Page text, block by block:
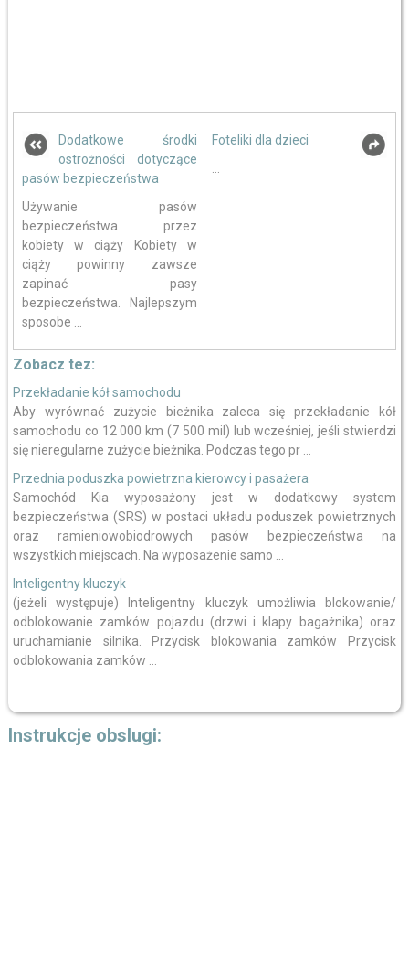
Dodatkowe środki
ostrożności dotyczące
pasów bezpieczeństwa
Używanie pasów
bezpieczeństwa przez
kobiety w ciąży Kobiety w
ciąży powinny zawsze
zapinać pasy
bezpieczeństwa. Najlepszym
sposobe ...
Foteliki dla dzieci
Zobacz tez:
Przekładanie kół samochodu
Aby wyrównać zużycie bieżnika zaleca się przekładanie kół
samochodu co 12 000 km (7 500 mil) lub wcześniej, jeśli stwierdzi
się nieregularne zużycie bieżnika. Podczas tego pr ...
Przednia poduszka powietrzna kierowcy i pasażera
Samochód Kia wyposażony jest w dodatkowy system
bezpieczeństwa (SRS) w postaci układu poduszek powietrznych
oraz ramieniowobiodrowych pasów bezpieczeństwa na
wszystkich miejscach. Na wyposażenie samo ...
Inteligentny kluczyk
(jeżeli występuje) Inteligentny kluczyk umożliwia blokowanie/
odblokowanie zamków pojazdu (drzwi i klapy bagażnika) oraz
uruchamianie silnika. Przycisk blokowania zamków Przycisk
odblokowania zamków ...
Instrukcje obslugi: